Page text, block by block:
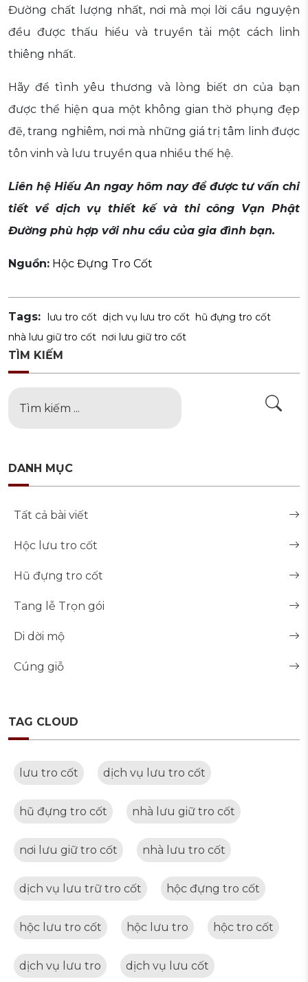
Đường chất lượng nhất, nơi mà mọi lời cầu nguyện
đều được thấu hiểu và truyền tải một cách linh
thiêng nhất.
Hãy để tình yêu thương và lòng biết ơn của bạn
được thể hiện qua một không gian thờ phụng đẹp
đẽ, trang nghiêm, nơi mà những giá trị tâm linh được
tôn vinh và lưu truyền qua nhiều thế hệ.
Liên hệ Hiếu An ngay hôm nay để được tư vấn chi
tiết về dịch vụ thiết kế và thi công Vạn Phật
Đường phù hợp với nhu cầu của gia đình bạn.
Nguồn: Hộc Đựng Tro Cốt
Tags: lưu tro cốt dịch vụ lưu tro cốt hũ đựng tro cốt
nhà lưu giữ tro cốt nơi lưu giữ tro cốt
TÌM KIẾM
DANH MỤC
Tất cả bài viết
Hộc lưu tro cốt
Hũ đựng tro cốt
Tang lễ Trọn gói
Di dời mộ
Cúng giỗ
TAG CLOUD
lưu tro cốt dịch vụ lưu tro cốt
hũ đựng tro cốt nhà lưu giữ tro cốt
nơi lưu giữ tro cốt nhà lưu tro cốt
dịch vụ lưu trữ tro cốt hộc đựng tro cốt
hộc lưu tro cốt hộc lưu tro hộc tro cốt
dịch vụ lưu tro dịch vụ lưu cốt